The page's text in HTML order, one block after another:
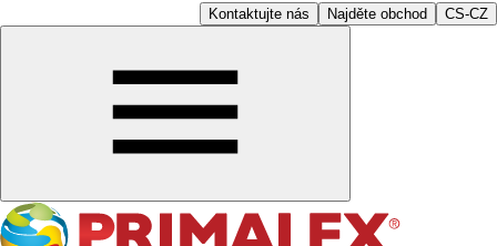
Kontaktujte nás Najděte obchod CS-CZ